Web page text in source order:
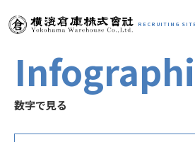
RECRUITING SITE
数字で見る